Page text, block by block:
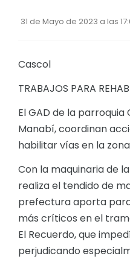
Plan de desarrollo
Plan Anual
Convenios
PRESUPUESTO:
Cédulas
Procesos de
Ejecución
Obras y proyectos
31 de Mayo de 2023 a las
Cascol
TRABAJOS PARA
El GAD de la
Manabí, coordinan
habilitar vías en la
Con la maquinaria de
realiza el tendido de
prefectura aporta
más críticos en el
El Recuerdo, que
perjudicando